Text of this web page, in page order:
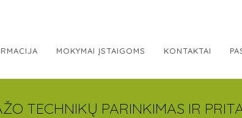
MOKYMAI ĮSTAIGOMS KONTAKTAI
TECHNIKŲ PARINKIMAS IR